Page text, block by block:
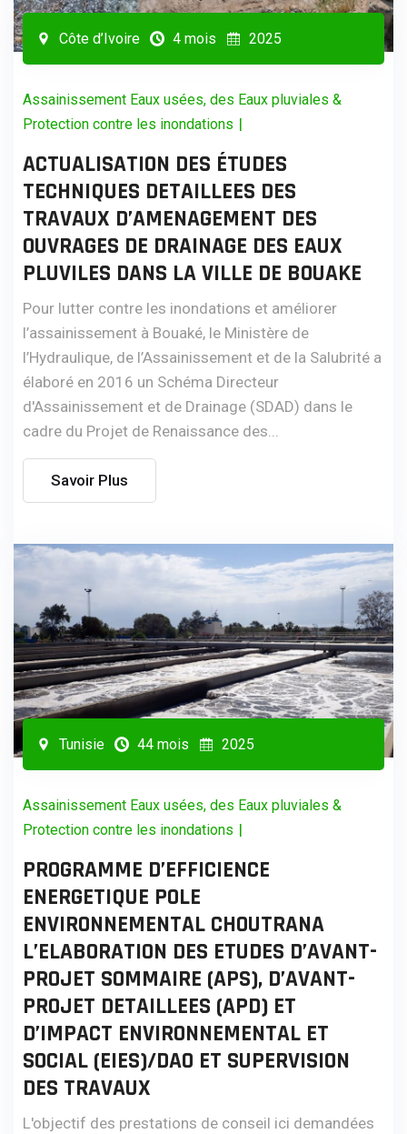
Côte d’Ivoire 4 mois 2025
Assainissement Eaux usées, des Eaux pluviales &
Protection contre les inondations |
ACTUALISATION DES ÉTUDES
TECHNIQUES DETAILLEES DES
TRAVAUX D’AMENAGEMENT DES
OUVRAGES DE DRAINAGE DES EAUX
PLUVILES DANS LA VILLE DE BOUAKE
Pour lutter contre les inondations et améliorer
l’assainissement à Bouaké, le Ministère de
l’Hydraulique, de l’Assainissement et de la Salubrité a
élaboré en 2016 un Schéma Directeur
d'Assainissement et de Drainage (SDAD) dans le
cadre du Projet de Renaissance des...
Savoir Plus
Tunisie 44 mois 2025
Assainissement Eaux usées, des Eaux pluviales &
Protection contre les inondations |
PROGRAMME D’EFFICIENCE
ENERGETIQUE POLE
ENVIRONNEMENTAL CHOUTRANA
L’ELABORATION DES ETUDES D’AVANT-
PROJET SOMMAIRE (APS), D’AVANT-
PROJET DETAILLEES (APD) ET
D’IMPACT ENVIRONNEMENTAL ET
SOCIAL (EIES)/DAO ET SUPERVISION
DES TRAVAUX
L'objectif des prestations de conseil ici demandées